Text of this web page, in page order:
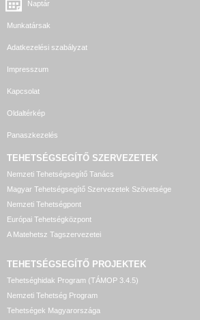
Naptár
Munkatársak
Adatkezelési szabályzat
Impresszum
Kapcsolat
Oldaltérkép
Panaszkezelés
TEHETSÉGSEGÍTŐ SZERVEZETEK
Nemzeti Tehetségsegítő Tanács
Magyar Tehetségsegítő Szervezetek Szövetsége
Nemzeti Tehetségpont
Európai Tehetségközpont
A Matehetsz Tagszervezetei
TEHETSÉGSEGÍTŐ PROJEKTEK
Tehetséghidak Program (TÁMOP 3.4.5)
Nemzeti Tehetség Program
Tehetségek Magyarországa